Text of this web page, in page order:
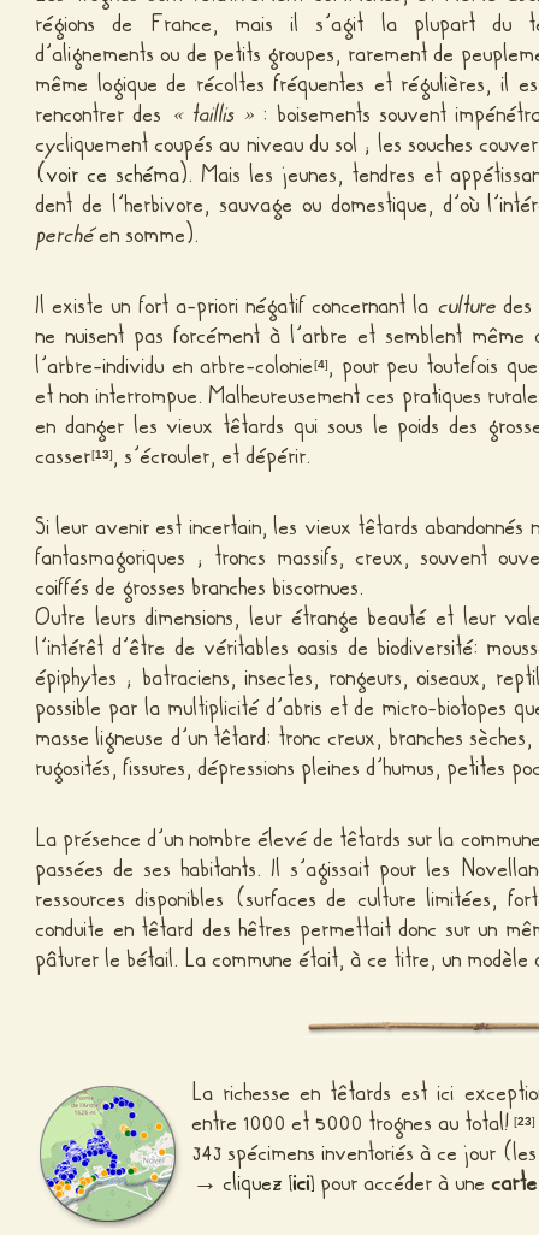
régions de France, mais il s’agit la plupart du
d’alignements ou de petits groupes, rarement de
même logique de récoltes fréquentes et régulières, il
rencontrer des « taillis » : boisements souvent
cycliquement coupés au niveau du sol ; les souches
(voir ce schéma). Mais les jeunes, tendres et
dent de l’herbivore, sauvage ou domestique, d’où
perchéen somme).
Il existe un fort a-priori négatif concernant la culture
ne nuisent pas forcément à l’arbre et semblent
l’arbre-individu en arbre-colonie[4], pour peu toutefois
et non interrompue. Malheureusement ces pratiques
en danger les vieux têtards qui sous le poids des
casser[13], s’écrouler, et dépérir.
Si leur avenir est incertain, les vieux têtards abandonnés
fantasmagoriques ; troncs massifs, creux, souvent
coiffés de grosses branches biscornues.
Outre leurs dimensions, leur étrange beauté et leur
l’intérêt d’être de véritables oasis de biodiversité:
épiphytes ; batraciens, insectes, rongeurs, oiseaux,
possible par la multiplicité d’abris et de micro-biotopes
masse ligneuse d’un têtard: tronc creux, branches
rugosités, fissures, dépressions pleines d’humus, petites
La présence d’un nombre élevé de têtards sur la
passées de ses habitants. Il s’agissait pour les
ressources disponibles (surfaces de culture limitées,
conduite en têtard des hêtres permettait donc sur un
pâturer le bétail. La commune était, à ce titre, un
La richesse en têtards est ici
entre 1000 et 5000 trognes au total! [23]
343 spécimens inventoriés à ce jour
→cliquez [ici] pour accéder à une